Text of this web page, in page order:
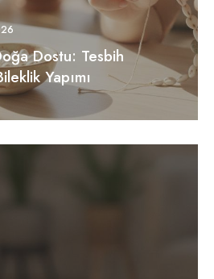
Dostu: Tesbih
Yapımı